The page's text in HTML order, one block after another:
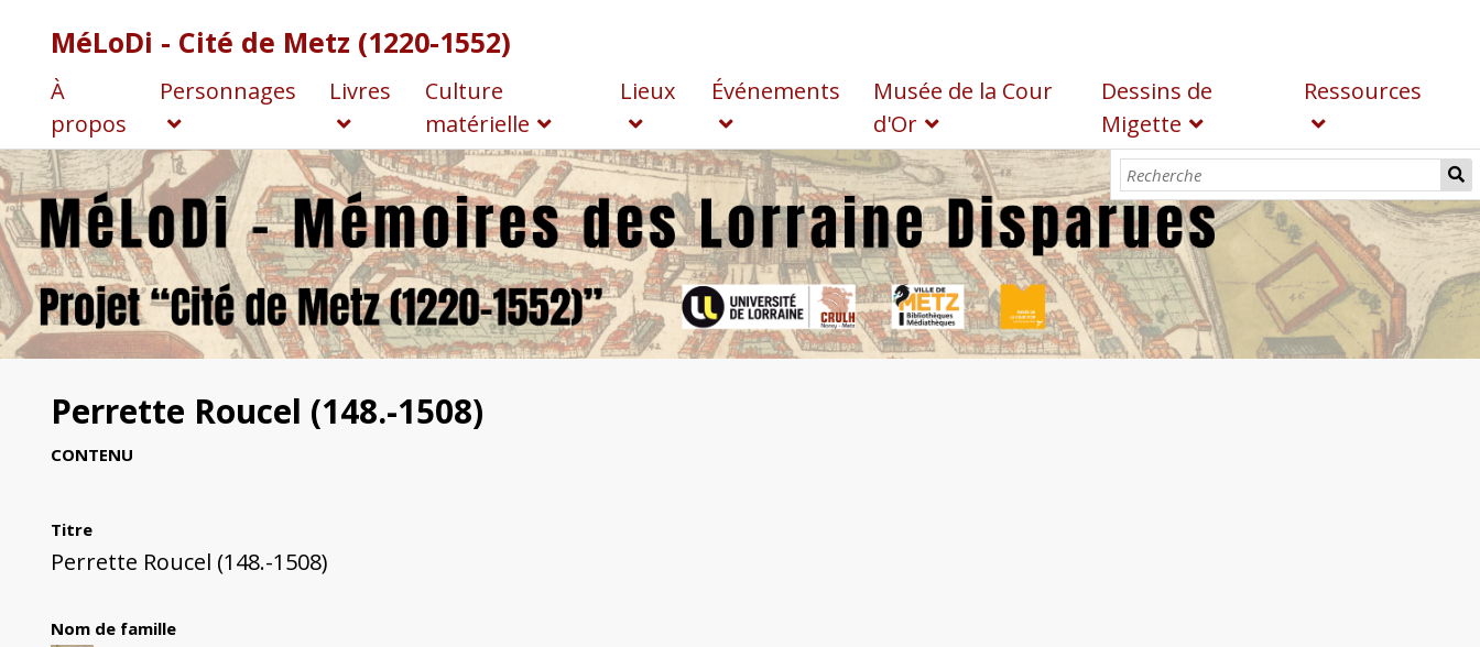
MéLoDi - Cité de Metz (1220-1552)
À
propos
Personnages Livres
Culture
matérielle
Lieux Événements
Musée de la Cour
d'Or
Dessins de
Migette
Ressources
Perrette Roucel (148.-1508)
CONTENU
Titre
Perrette Roucel (148.-1508)
Nom de famille